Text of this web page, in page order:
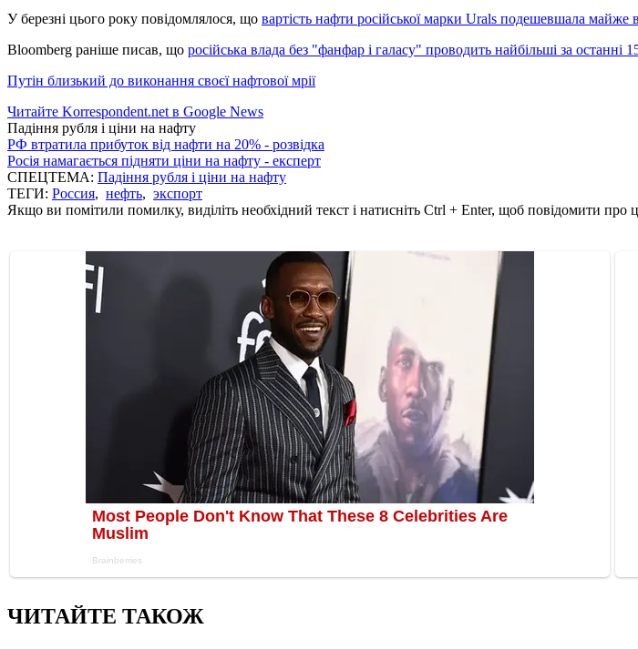
У березні цього року повідомлялося, що вартість нафти російської марки Urals подешевшала майже
Bloomberg раніше писав, що російська влада без "фанфар і галасу" проводить найбільші за останні
Путін близький до виконання своєї нафтової мрії
Читайте Korrespondent.net в Google News
Падіння рубля і ціни на нафту
РФ втратила прибуток від нафти на 20% - розвідка
Росія намагається підняти ціни на нафту - експерт
СПЕЦТЕМА: Падіння рубля і ціни на нафту
ТЕГИ: Россия, нефть, экспорт
Якщо ви помітили помилку, виділіть необхідний текст і натисніть Ctrl + Enter, щоб повідомити про
ЧИТАЙТЕ ТАКОЖ